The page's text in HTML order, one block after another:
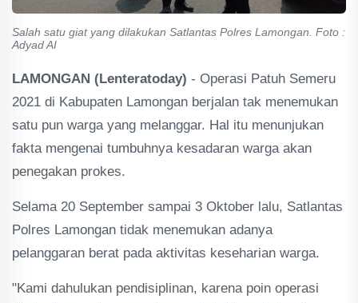
Salah satu giat yang dilakukan Satlantas Polres Lamongan. Foto :
Adyad AI
LAMONGAN (Lenteratoday) - Operasi Patuh Semeru
2021 di Kabupaten Lamongan berjalan tak menemukan
satu pun warga yang melanggar. Hal itu menunjukan
fakta mengenai tumbuhnya kesadaran warga akan
penegakan prokes.
Selama 20 September sampai 3 Oktober lalu, Satlantas
Polres Lamongan tidak menemukan adanya
pelanggaran berat pada aktivitas keseharian warga.
"Kami dahulukan pendisiplinan, karena poin operasi